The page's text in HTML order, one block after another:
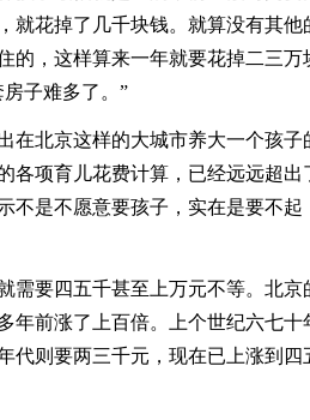
就花掉了几千块钱。就算没有其
的，这样算来一年就要花掉二三
子难多了。”
在北京这样的大城市养大一个孩
各项育儿花费计算，已经远远超
不是不愿意要孩子，实在是要不
需要四五千甚至上万元不等。北
年前涨了上百倍。上个世纪六七
代则要两三千元，现在已上涨到